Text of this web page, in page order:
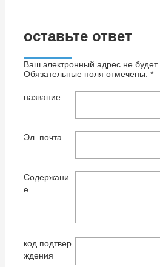
оставьте ответ
Ваш электронный адрес не будет
Обязательные поля отмечены. *
название
Эл. почта
Содержани
е
код подтвер
ждения